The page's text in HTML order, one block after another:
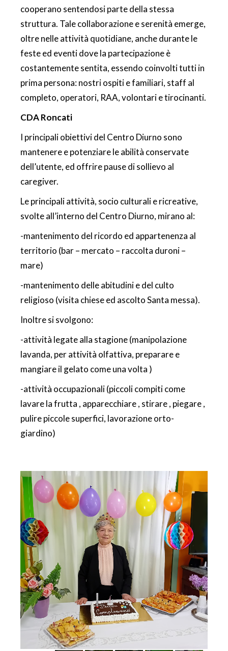
cooperano sentendosi parte della stessa
struttura. Tale collaborazione e serenità emerge,
oltre nelle attività quotidiane, anche durante le
feste ed eventi dove la partecipazione è
costantemente sentita, essendo coinvolti tutti in
prima persona: nostri ospiti e familiari, staff al
completo, operatori, RAA, volontari e tirocinanti.
CDA Roncati
I principali obiettivi del Centro Diurno sono
mantenere e potenziare le abilità conservate
dell’utente, ed offrire pause di sollievo al
caregiver.
Le principali attività, socio culturali e ricreative,
svolte all’interno del Centro Diurno, mirano al:
-mantenimento del ricordo ed appartenenza al
territorio (bar – mercato – raccolta duroni –
mare)
-mantenimento delle abitudini e del culto
religioso (visita chiese ed ascolto Santa messa).
Inoltre si svolgono:
-attività legate alla stagione (manipolazione
lavanda, per attività olfattiva, preparare e
mangiare il gelato come una volta )
-attività occupazionali (piccoli compiti come
lavare la frutta , apparecchiare , stirare , piegare ,
pulire piccole superfici, lavorazione orto-
giardino)